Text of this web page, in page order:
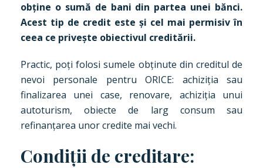
obține o sumă de bani din partea unei bănci.
Acest tip de credit este și cel mai permisiv în
ceea ce privește obiectivul creditării.
Practic, poți folosi sumele obținute din creditul de
nevoi personale pentru ORICE: achiziția sau
finalizarea unei case, renovare, achiziția unui
autoturism, obiecte de larg consum sau
refinanțarea unor credite mai vechi.
Condiții de creditare: